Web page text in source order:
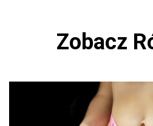
Zobacz